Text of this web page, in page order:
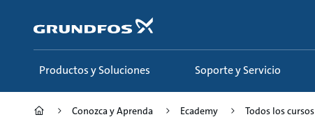
contenido
principal
Productos y Soluciones Soporte y Servicio
Conozca y Aprenda Ecademy Todos los cursos